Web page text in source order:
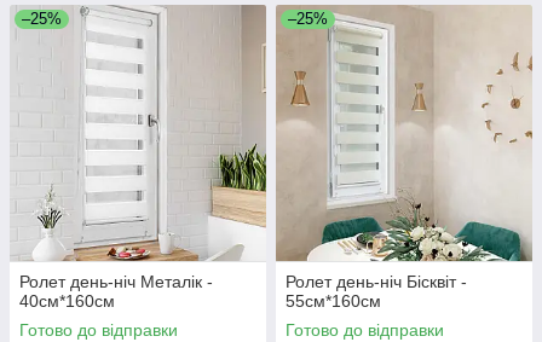
–25%
Ролет день-ніч Металік -
40см*160см
Готово до відправки
–25%
Ролет день-ніч Бісквіт -
55см*160см
Готово до відправки